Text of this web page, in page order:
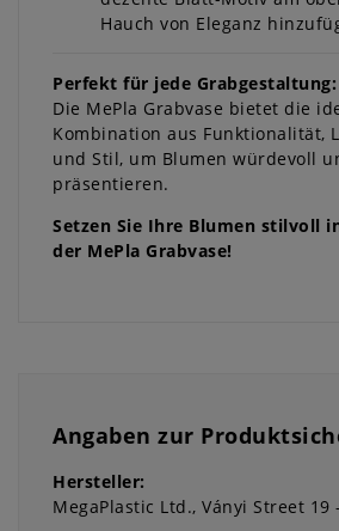
Hauch von Eleganz
Perfekt für jede Grabgestaltung:
Die MePla Grabvase bietet die
Kombination aus Funktionalität,
und Stil, um Blumen würdevoll
präsentieren.
Setzen Sie Ihre Blumen stilvoll
der MePla Grabvase!
Angaben zur
Hersteller:
MegaPlastic Ltd. Ványi Street 19